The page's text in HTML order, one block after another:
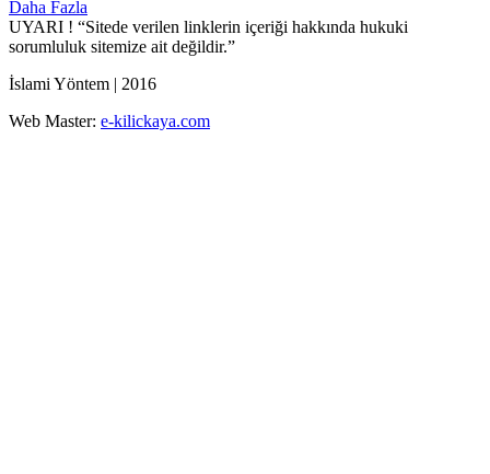
Daha Fazla
UYARI ! “Sitede verilen linklerin içeriği hakkında hukuki
sorumluluk sitemize ait değildir.”
İslami Yöntem | 2016
Web Master: e-kilickaya.com